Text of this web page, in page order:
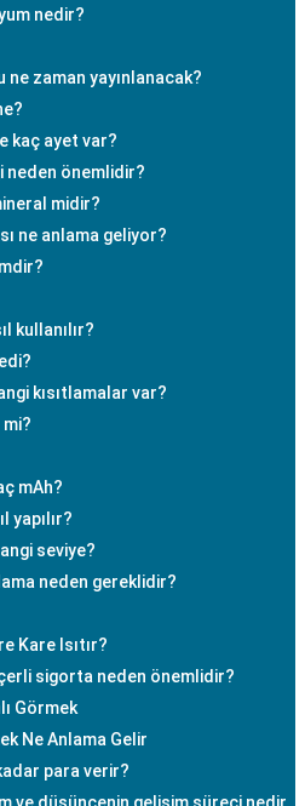
nedir?
zaman yayınlanacak?
kaç ayet var?
neden önemlidir?
midir?
ne anlama geliyor?
kullanılır?
kısıtlamalar var?
mAh?
yapılır?
seviye?
neden gereklidir?
Kare Isıtır?
sigorta neden önemlidir?
Görmek
Ne Anlama Gelir
para verir?
ve düşüncenin gelişim süreci nedir